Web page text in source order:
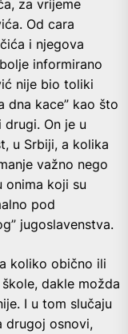
za vrijeme
Od cara
i njegova
informirano
nije bio toliki
dna kace” kao što
On je u
u Srbiji, a kolika
važno nego
onima koji su
pod
jugoslavenstva.
koliko obično ili
dakle možda
I u tom slučaju
drugoj osnovi,